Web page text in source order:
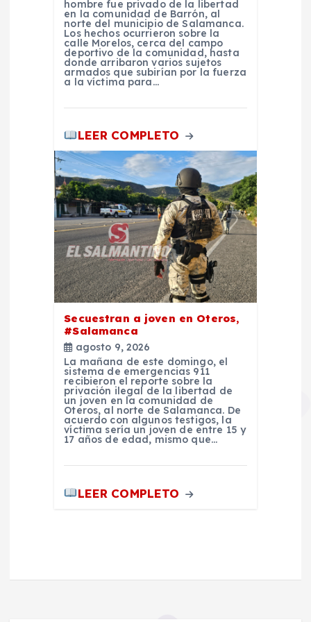
hombre fue privado de la libertad
en la comunidad de Barrón, al
norte del municipio de Salamanca.
Los hechos ocurrieron sobre la
calle Morelos, cerca del campo
deportivo de la comunidad, hasta
donde arribaron varios sujetos
armados que subirían por la fuerza
a la víctima para…
LEER COMPLETO
Secuestran a joven en Oteros,
#Salamanca
agosto 9, 2026
La mañana de este domingo, el
sistema de emergencias 911
recibieron el reporte sobre la
privación ilegal de la libertad de
un joven en la comunidad de
Oteros, al norte de Salamanca. De
acuerdo con algunos testigos, la
víctima sería un joven de entre 15 y
17 años de edad, mismo que…
LEER COMPLETO